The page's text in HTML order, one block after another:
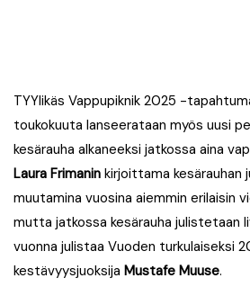
TYYlikäs Vappupiknik 2025 -
toukokuuta lanseerataan myös uusi
kesärauha alkaneeksi jatkossa aina
Laura Frimanin kirjoittama
muutamina vuosina aiemmin erilaisin
mutta jatkossa kesärauha julistetaan
vuonna julistaa Vuoden turkulaiseksi
kestävyysjuoksija Mustafe Muuse.